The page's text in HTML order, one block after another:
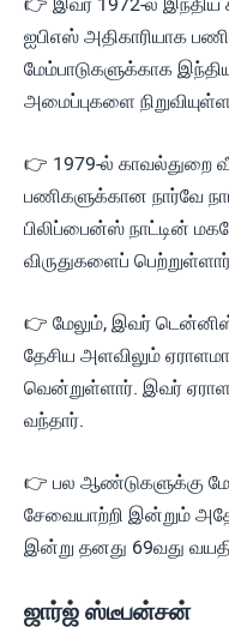
ஐபிஎஸ் அதிகாரியாக
மேம்பாடுகளுக்காக
அமைப்புகளை
👉 1979-ல் காவல்துறை
பணிகளுக்கான நார்வே
பிலிப்பைன்ஸ் நாட்டின்
விருதுகளைப்
👉 மேலும், இவர்
தேசிய அளவிலும்
வென்றுள்ளார். இவர்
வந்தார்.
👉 பல ஆண்டுகளுக்கு
சேவையாற்றி இன்றும் அதே
இன்று தனது 69வது
ஜார்ஜ் ஸ்டீபன்சன்